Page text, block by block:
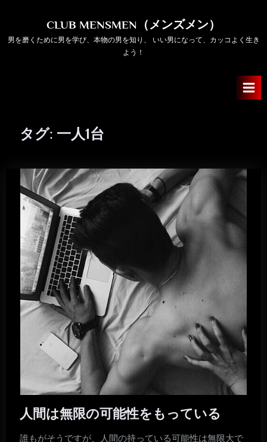
content
CLUB MENSMEN（メンズメン）
男を磨くために男を学び、本物の男を知り、 いい男になって、カッコよく生き
よう！
タグ: 一人1台
人間は無限の可能性をもっている
誰もがそうですが、人間の持っている可能性は無限大で